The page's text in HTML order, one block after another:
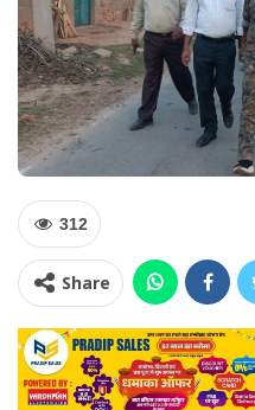
312
Share